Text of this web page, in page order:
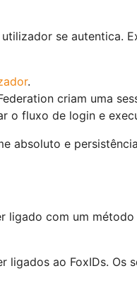
se autentica.
.
criam uma
o fluxo de login e
absoluto e
ligado com um método
ligados ao FoxIDs. Os